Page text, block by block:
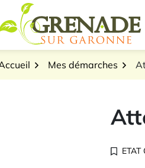
Logo
Mes démarches
ETAT